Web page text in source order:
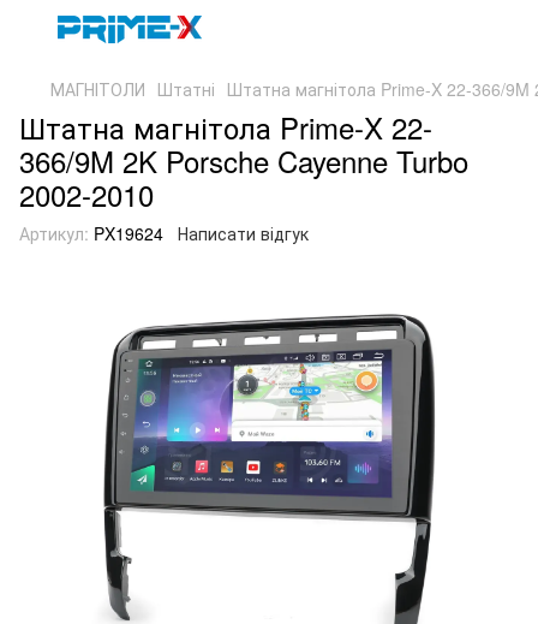
МАГНІТОЛИ Штатні Штатна магнітола Prime-X 22-366/
Штатна магнітола Prime-X 22-
366/9M 2K Porsche Cayenne Turbo
2002-2010
Артикул: PX19624 Написати відгук